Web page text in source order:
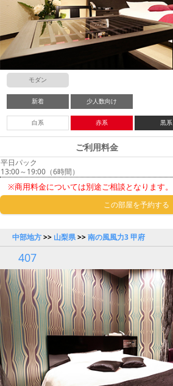
モダン
新着 少人数向け
白系 赤系 黒系
ご利用料金
平日パック
13:00～19:00（6時間）
※商用料金については別途ご相談となります。
この部屋を予約する
中部地方>> 山梨県>>南の風風力3 甲府
407